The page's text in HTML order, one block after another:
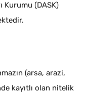
Kurumu (DASK)
(arsa, arazi,
kayıtlı olan nitelik